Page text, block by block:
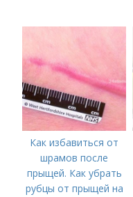
Как избавиться от
шрамов после
прыщей. Как убрать
рубцы от прыщей на